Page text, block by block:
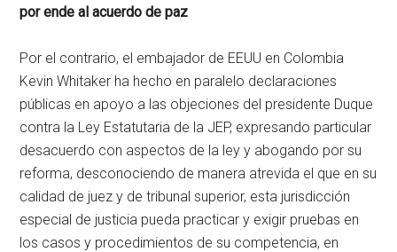
por ende al acuerdo de paz
Por el contrario, el embajador de EEUU en Colombia
Kevin Whitaker ha hecho en paralelo declaraciones
públicas en apoyo a las objeciones del presidente Duque
contra la Ley Estatutaria de la JEP, expresando particular
desacuerdo con aspectos de la ley y abogando por su
reforma, desconociendo de manera atrevida el que en su
calidad de juez y de tribunal superior, esta jurisdicción
especial de justicia pueda practicar y exigir pruebas en
los casos y procedimientos de su competencia, en